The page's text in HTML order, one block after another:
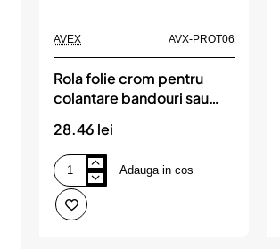
Produs de top
AVEX AVX-PROT06
Rola folie crom pentru
colantare bandouri sau
28.46 lei
Rola
folie
crom
pentru
Adauga in cos